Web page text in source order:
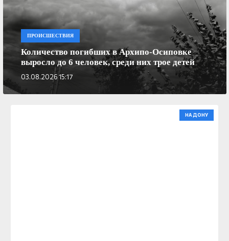
ПРОИСШЕСТВИЯ
Количество погибших в Архипо-Осиповке
выросло до 6 человек, среди них трое детей
03.08.2026 15:17
НА ДОНУ